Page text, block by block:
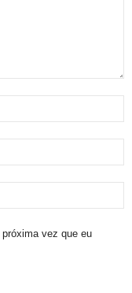
vez que eu